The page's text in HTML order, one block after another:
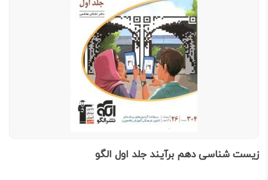
زیست شناسی دهم برآیند جلد اول الگو